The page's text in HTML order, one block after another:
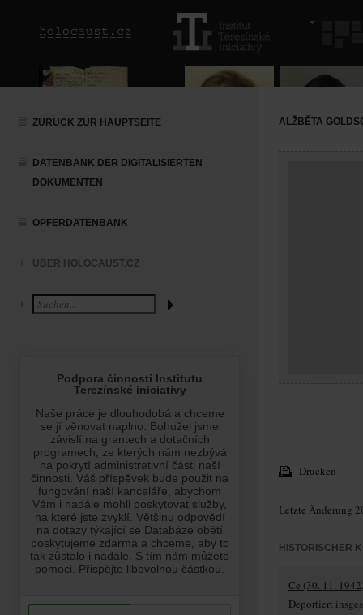
ZURÜCK ZUR HAUPTSEITE
DATENBANK DER DIGITALISIERTEN
DOKUMENTEN
OPFERDATENBANK
ÜBER HOLOCAUST.CZ
ALŽBĚTA
Drucken
Letzte Änderung
HISTORISCHER
Ce (30. 11.
Deportiert